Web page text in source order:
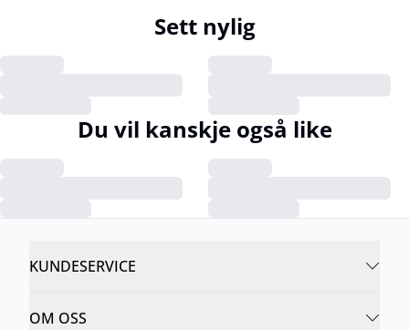
Sett nylig
Du vil kanskje også like
KUNDESERVICE
OM OSS